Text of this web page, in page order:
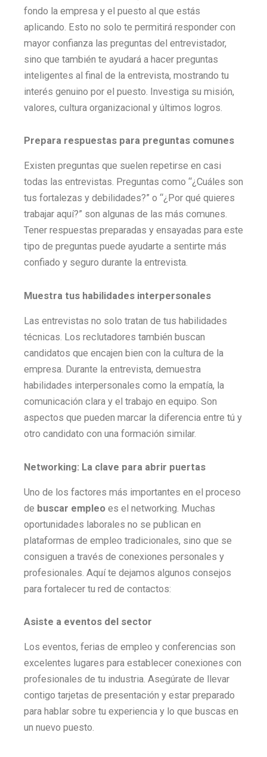
fondo la empresa y el puesto al que estás
aplicando. Esto no solo te permitirá responder con
mayor confianza las preguntas del entrevistador,
sino que también te ayudará a hacer preguntas
inteligentes al final de la entrevista, mostrando tu
interés genuino por el puesto. Investiga su misión,
valores, cultura organizacional y últimos logros.
Prepara respuestas para preguntas comunes
Existen preguntas que suelen repetirse en casi
todas las entrevistas. Preguntas como “¿Cuáles son
tus fortalezas y debilidades?” o “¿Por qué quieres
trabajar aquí?” son algunas de las más comunes.
Tener respuestas preparadas y ensayadas para este
tipo de preguntas puede ayudarte a sentirte más
confiado y seguro durante la entrevista.
Muestra tus habilidades interpersonales
Las entrevistas no solo tratan de tus habilidades
técnicas. Los reclutadores también buscan
candidatos que encajen bien con la cultura de la
empresa. Durante la entrevista, demuestra
habilidades interpersonales como la empatía, la
comunicación clara y el trabajo en equipo. Son
aspectos que pueden marcar la diferencia entre tú y
otro candidato con una formación similar.
Networking: La clave para abrir puertas
Uno de los factores más importantes en el proceso
de buscar empleo es el networking. Muchas
oportunidades laborales no se publican en
plataformas de empleo tradicionales, sino que se
consiguen a través de conexiones personales y
profesionales. Aquí te dejamos algunos consejos
para fortalecer tu red de contactos:
Asiste a eventos del sector
Los eventos, ferias de empleo y conferencias son
excelentes lugares para establecer conexiones con
profesionales de tu industria. Asegúrate de llevar
contigo tarjetas de presentación y estar preparado
para hablar sobre tu experiencia y lo que buscas en
un nuevo puesto.